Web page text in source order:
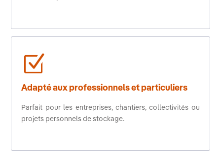
Z
Adapté aux professionnels et particuliers
Parfait pour les entreprises, chantiers, collectivités ou
projets personnels de stockage.